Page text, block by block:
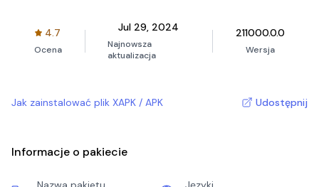
4.7
Ocena
Jul 29, 2024
Najnowsza
aktualizacja
211000.0.0
Wersja
Jak zainstalować plik XAPK / APK Udostępnij
Informacje o pakiecie